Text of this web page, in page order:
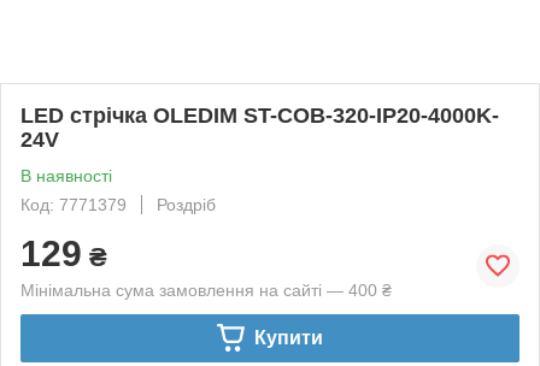
LED стрічка OLEDIM ST-COB-320-IP20-4000K-
24V
В наявності
Код: 7771379
Роздріб
129 ₴
Мінімальна сума замовлення на сайті — 400 ₴
Купити